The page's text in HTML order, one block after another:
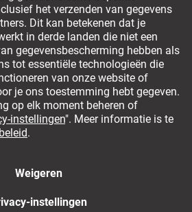
te kunnen bestellen
Hier de overeenkomst herroepen